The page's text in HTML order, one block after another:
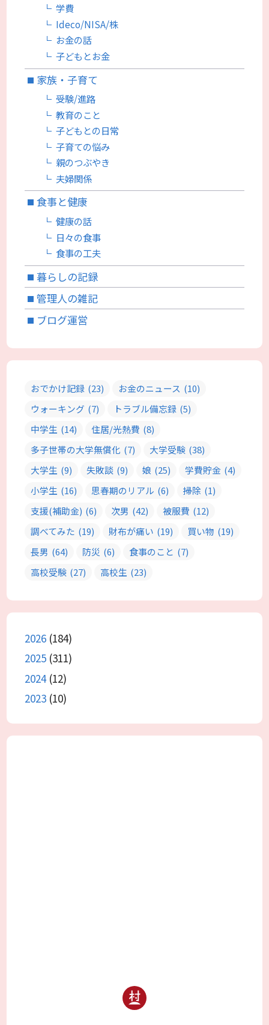
学費
Ideco/NISA/株
お金の話
子どもとお金
家族・子育て
受験/進路
教育のこと
子どもとの日常
子育ての悩み
親のつぶやき
夫婦関係
食事と健康
健康の話
日々の食事
食事の工夫
暮らしの記録
管理人の雑記
ブログ運営
おでかけ記録 (23) お金のニュース (10)
ウォーキング (7) トラブル備忘録 (5)
中学生 (14) 住居/光熱費 (8)
多子世帯の大学無償化 (7) 大学受験 (38)
大学生 (9) 失敗談 (9) 娘 (25) 学費貯金 (4)
小学生 (16) 思春期のリアル (6) 掃除 (1)
支援(補助金) (6) 次男 (42) 被服費 (12)
調べてみた (19) 財布が痛い (19) 買い物 (19)
長男 (64) 防災 (6) 食事のこと (7)
高校受験 (27) 高校生 (23)
2026 (184)
2025 (311)
2024(12)
2023 (10)